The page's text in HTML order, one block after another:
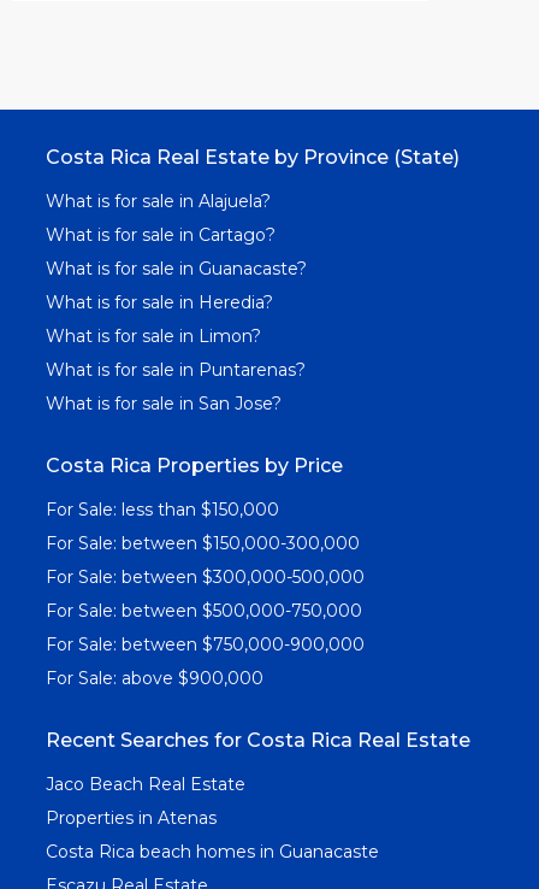
Costa Rica Real Estate by Province (State)
What is for sale in Alajuela?
What is for sale in Cartago?
What is for sale in Guanacaste?
What is for sale in Heredia?
What is for sale in Limon?
What is for sale in Puntarenas?
What is for sale in San Jose?
Costa Rica Properties by Price
For Sale: less than $150,000
For Sale: between $150,000-300,000
For Sale: between $300,000-500,000
For Sale: between $500,000-750,000
For Sale: between $750,000-900,000
For Sale: above $900,000
Recent Searches for Costa Rica Real Estate
Jaco Beach Real Estate
Properties in Atenas
Costa Rica beach homes in Guanacaste